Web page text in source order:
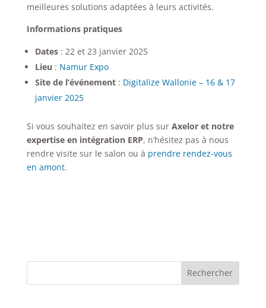
meilleures solutions adaptées à leurs activités.
Informations pratiques
Dates: 22 et 23 janvier 2025
Lieu : Namur Expo
Site de l’événement: Digitalize Wallonie – 16 & 17
janvier 2025
Si vous souhaitez en savoir plus sur Axelor et notre
expertise en intégration ERP, n’hésitez pas à nous
rendre visite sur le salon ou à prendre rendez-vous
en amont.